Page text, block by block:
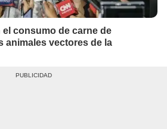
consumo de carne de
animales vectores de la